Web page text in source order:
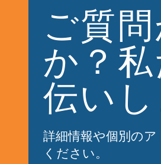
ご質
か？
伝いし
詳細情報や個別の
ください。